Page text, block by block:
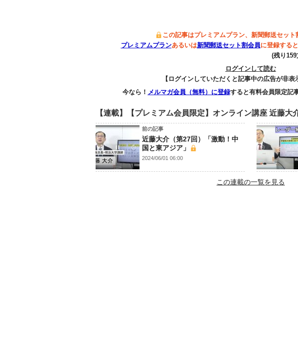
この記事はプレミアムプラン、新聞郵送セット
プレミアムプランあるいは新聞郵送セット割会員に登録する
(残り
ログインして読む
【ログインしていただくと記事中の広告が非表
今なら！ メルマガ会員（無料）に登録すると有料会員限定記
【連載】【プレミアム会員限定】オンライン講座 近藤大
前の記事
近藤大介（第27回）「激動！中
国と東アジア」
2024/06/01 06:00
この連載の一覧を見る